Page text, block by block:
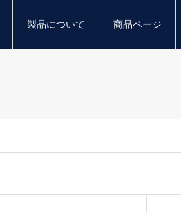
製品について 商品ページ